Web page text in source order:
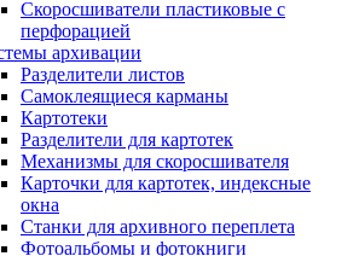
Скоросшиватели пластиковые с
перфорацией
архивации
Разделители листов
Самоклеящиеся карманы
Картотеки
Разделители для картотек
Механизмы для скоросшивателя
Карточки для картотек, индексные
окна
Станки для архивного переплета
Фотоальбомы и фотокниги